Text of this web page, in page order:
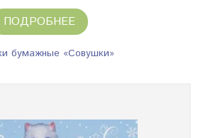
ПОДРОБНЕЕ
бумажные «Совушки»